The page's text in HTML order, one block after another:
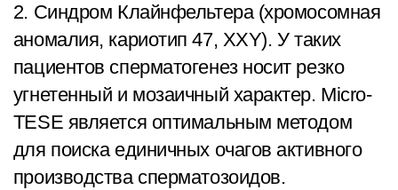
2. Синдром Клайнфельтера (хромосомная
аномалия, кариотип 47, XXY). У таких
пациентов сперматогенез носит резко
угнетенный и мозаичный характер. Micro-
TESE является оптимальным методом
для поиска единичных очагов активного
производства сперматозоидов.